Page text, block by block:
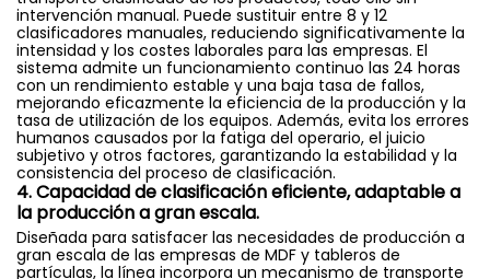
intervención manual. Puede sustituir entre 8 y 12
clasificadores manuales, reduciendo significativamente la
intensidad y los costes laborales para las empresas. El
sistema admite un funcionamiento continuo las 24 horas
con un rendimiento estable y una baja tasa de fallos,
mejorando eficazmente la eficiencia de la producción y la
tasa de utilización de los equipos. Además, evita los errores
humanos causados ​​por la fatiga del operario, el juicio
subjetivo y otros factores, garantizando la estabilidad y la
consistencia del proceso de clasificación.
4. Capacidad de clasificación eficiente, adaptable a
la producción a gran escala.
Diseñada para satisfacer las necesidades de producción a
gran escala de las empresas de MDF y tableros de
partículas, la línea incorpora un mecanismo de transporte